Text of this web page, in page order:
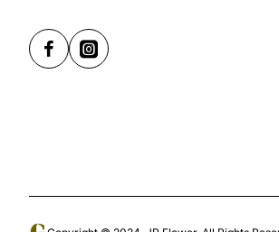
我都會顯注一下,相信大家聽完一定會心
G花店 - 網上訂花嘅新力軍
以前每次我哋想訂花俾人,通常都要親自